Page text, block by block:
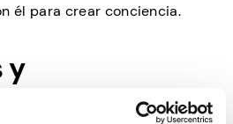
él para crear conciencia.
y